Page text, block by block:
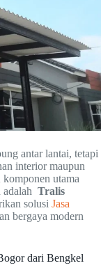
antar lantai, tetapi
interior maupun
komponen utama
adalah Tralis
solusi Jasa
bergaya modern
dari Bengkel